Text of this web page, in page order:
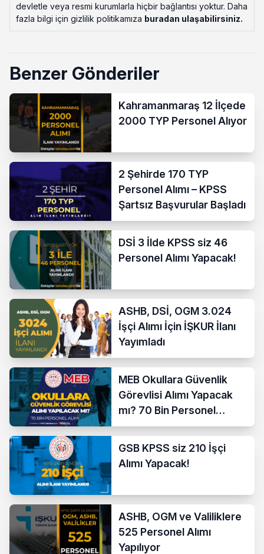
devletle veya resmi kurumlarla hiçbir bağlantısı yoktur. Daha
fazla bilgi için gizlilik politikamıza buradan ulaşabilirsiniz.
Benzer Gönderiler
Kahramanmaraş 12 İlçede
2000 TYP Personel Alıyor
2 Şehirde 170 TYP
Personel Alımı – KPSS
Şartsız Başvurular Başladı
DSİ 3 İlde KPSS siz 46
Personel Alımı Yapacak!
ASHB, DSİ, OGM 3.024
İşçi Alımı İçin İŞKUR İlanı
Yayımladı
MEB Okullara Güvenlik
Görevlisi Alımı Yapacak
mı? 70 Bin Personel
Başvurusu
GSB KPSS siz 210 İşçi
Alımı Yapacak!
ASHB, OGM ve Valiliklere
525 Personel Alımı
Yapılıyor